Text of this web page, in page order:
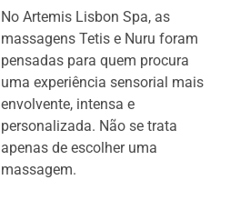
No Artemis Lisbon Spa, as
massagens Tetis e Nuru foram
pensadas para quem procura
uma experiência sensorial mais
envolvente, intensa e
personalizada. Não se trata
apenas de escolher uma
massagem.